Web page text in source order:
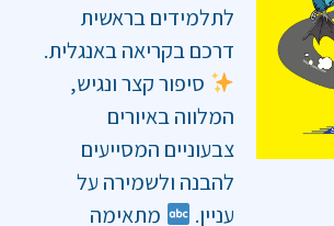
לתלמידים בראשית
דרכם בקריאה באנגלית.
סיפור קצר ונגיש,
המלווה באיורים
צבעוניים המסייעים
להבנה ולשמירה על
עניין.
מתאימה